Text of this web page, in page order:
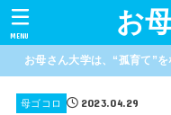
お
MENU
お母さん大学は、“孤育て”
母ゴコロ 2023.04.29